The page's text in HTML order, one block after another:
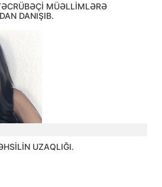
MÜƏLLİMLƏRƏ
DANIŞIB.
UZAQLIĞI.